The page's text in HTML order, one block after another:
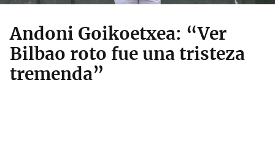
Andoni Goikoetxea: “Ver
Bilbao roto fue una tristeza
tremenda”